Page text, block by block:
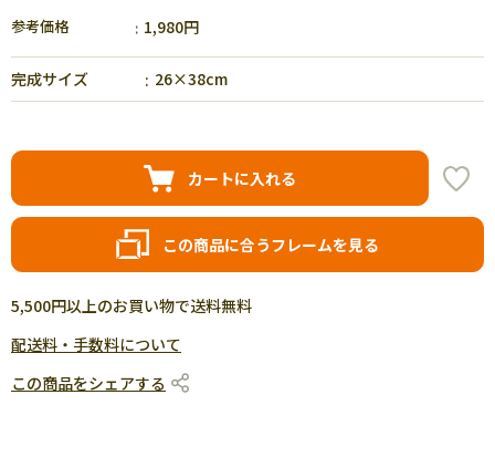
参考価格 1,980円
完成サイズ 26×38cm
カートに入れる
この商品に合うフレームを見る
5,500円以上のお買い物で送料無料
配送料・手数料について
この商品をシェアする